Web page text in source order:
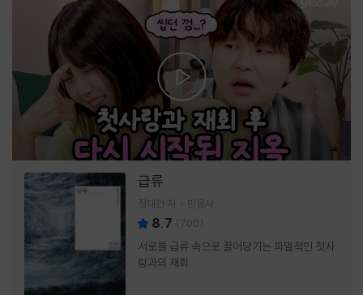
급류
정대건 저 민음사
8.7 (700)
서로를 급류 속으로 끌어당기는 파멸적인 첫사
랑과의 재회